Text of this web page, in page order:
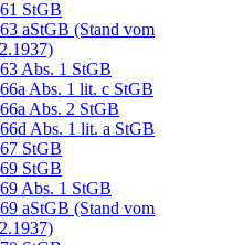
StGB
aStGB (Stand vom
Abs. 1 StGB
Abs. 1 lit. c StGB
Abs. 2 StGB
Abs. 1 lit. a StGB
StGB
StGB
Abs. 1 StGB
aStGB (Stand vom